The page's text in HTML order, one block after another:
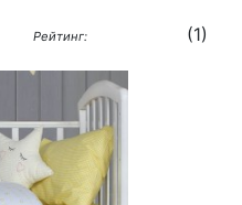
Рейтинг: (1)